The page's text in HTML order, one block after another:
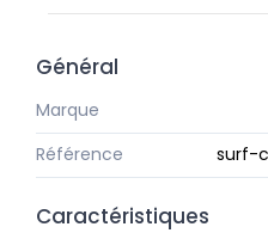
Général
Marque
Référence
surf-
Caractéristiques